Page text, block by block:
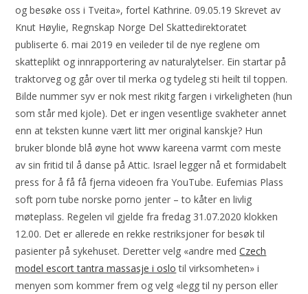
og besøke oss i Tveita», fortel Kathrine. 09.05.19 Skrevet av
Knut Høylie, Regnskap Norge Del Skattedirektoratet
publiserte 6. mai 2019 en veileder til de nye reglene om
skatteplikt og innrapportering av naturalytelser. Ein startar på
traktorveg og går over til merka og tydeleg sti heilt til toppen.
Bilde nummer syv er nok mest rikitg fargen i virkeligheten (hun
som står med kjole). Det er ingen vesentlige svakheter annet
enn at teksten kunne vært litt mer original kanskje? Hun
bruker blonde blå øyne hot www kareena varmt com meste
av sin fritid til å danse på Attic. Israel legger nå et formidabelt
press for å få få fjerna videoen fra YouTube. Eufemias Plass
soft porn tube norske porno jenter – to kåter en livlig
møteplass. Regelen vil gjelde fra fredag 31.07.2020 klokken
12.00. Det er allerede en rekke restriksjoner for besøk til
pasienter på sykehuset. Deretter velg «andre medCzech
model escort tantra massasje i oslo til virksomheten» i
menyen som kommer frem og velg «legg til ny person eller